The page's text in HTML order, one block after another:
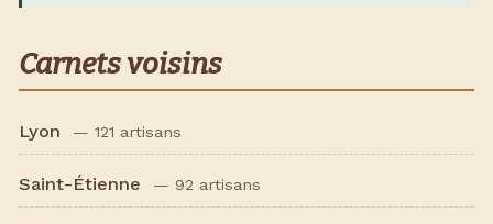
Carnets voisins
Lyon — 121 artisans
Saint-Étienne — 92 artisans